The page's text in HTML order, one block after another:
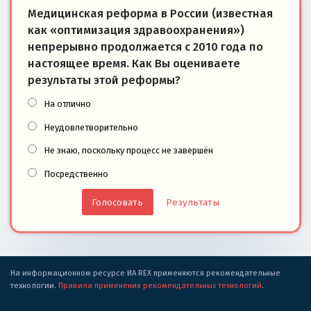
Медицинская реформа в России (известная
как «оптимизация здравоохранения»)
непрерывно продолжается с 2010 года по
настоящее время. Как Вы оцениваете
результаты этой реформы?
На отлично
Неудовлетворительно
Не знаю, поскольку процесс не завершён
Посредственно
Результаты
На информационном ресурсе ИА REX применяются рекомендательные
технологии. Правила применения рекомендательных технологий.